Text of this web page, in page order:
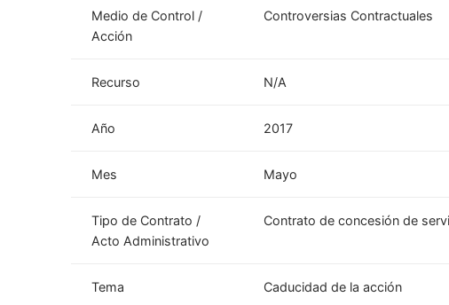
Medio de Control /
Acción
Controversias Contractuales
Recurso N/A
Año 2017
Mes Mayo
Tipo de Contrato /
Acto Administrativo
Contrato de concesión de
Tema Caducidad de la acción